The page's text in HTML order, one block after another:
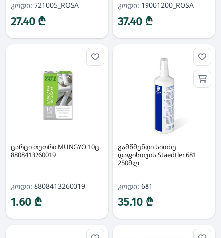
კოდი: 721005_ROSA
27.40 ₾
კოდი: 19001200_ROSA
37.40 ₾
ცარცი თეთრი MUNGYO 10ც.
8808413260019
კოდი: 8808413260019
1.60 ₾
გამწმენდი სითხე
დაფისთვის Staedtler 681
250მლ
კოდი: 681
35.10 ₾